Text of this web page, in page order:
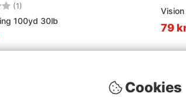
(1)
100yd 30lb
Vision
79
Cookies